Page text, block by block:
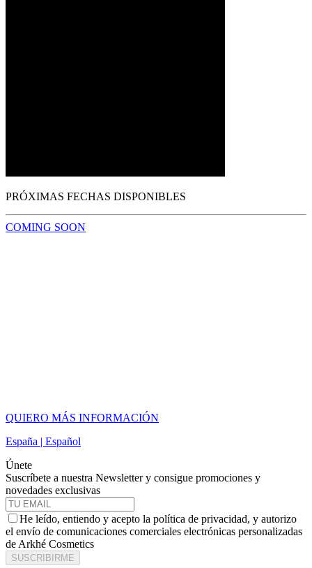
PRÓXIMAS FECHAS DISPONIBLES
COMING SOON
QUIERO MÁS INFORMACIÓN
España | Español
Únete
Suscríbete a nuestra Newsletter y consigue promociones y
novedades exclusivas
He leído, entiendo y acepto la política de privacidad, y autorizo
el envío de comunicaciones comerciales electrónicas personalizadas
de Arkhé Cosmetics
SUSCRIBIRME